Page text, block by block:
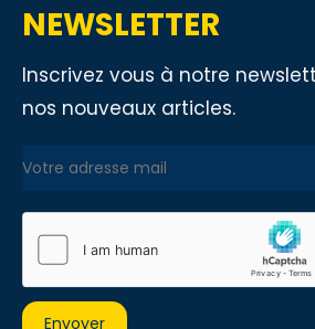
NEWSLETTER
Inscrivez vous à notre
nos nouveaux articles.